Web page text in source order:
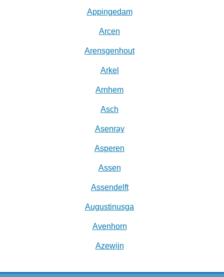
Appingedam
Arcen
Arensgenhout
Arkel
Arnhem
Asch
Asenray
Asperen
Assen
Assendelft
Augustinusga
Avenhorn
Azewijn